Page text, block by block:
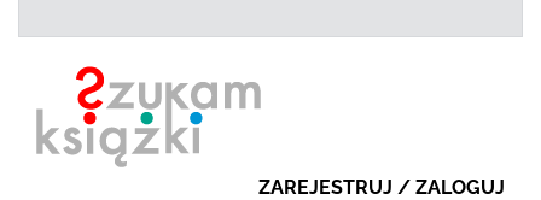
ZAREJESTRUJ / ZALOGUJ